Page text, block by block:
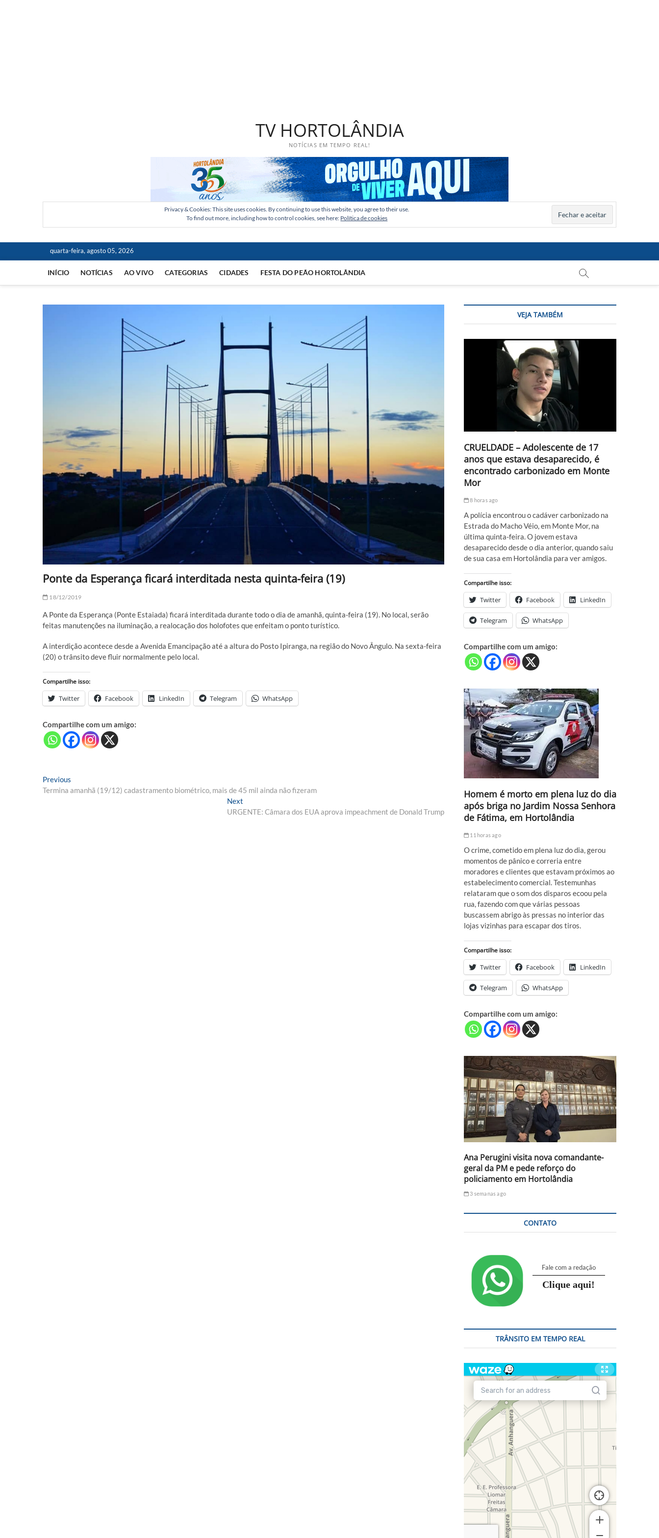
TV HORTOLÂNDIA
NOTÍCIAS EM TEMPO REAL!
Privacy & Cookies: This site uses cookies. By continuing to use this website, you agree to their use.
To find out more, including how to control cookies, see here: Política de cookies
quarta-feira, agosto 05, 2026
INÍCIO NOTÍCIAS AO VIVO CATEGORIAS CIDADES FESTA DO PEÃO HORTOLÂNDIA
Ponte da Esperança ficará interditada nesta quinta-feira (19)
18/12/2019
A Ponte da Esperança (Ponte Estaiada) ficará interditada durante todo o dia de amanhã, quinta-feira (19). No local, serão
feitas manutenções na iluminação, a realocação dos holofotes que enfeitam o ponto turístico.
A interdição acontece desde a Avenida Emancipação até a altura do Posto Ipiranga, na região do Novo Ângulo. Na sexta-feira
(20) o trânsito deve fluir normalmente pelo local.
Compartilhe isso:
Twitter Facebook LinkedIn Telegram WhatsApp
Compartilhe com um amigo:
Navegação
de
Previous
post:
Termina amanhã (19/12) cadastramento biométrico, mais de 45 mil ainda não fizeram
Next
post:
URGENTE: Câmara dos EUA aprova impeachment de Donald Trump
VEJA TAMBÉM
CRUELDADE – Adolescente de 17
anos que estava desaparecido, é
encontrado carbonizado em Monte
Mor
8 horas ago
A polícia encontrou o cadáver carbonizado na
Estrada do Macho Véio, em Monte Mor, na
última quinta-feira. O jovem estava
desaparecido desde o dia anterior, quando saiu
de sua casa em Hortolândia para ver amigos.
Compartilhe isso:
Twitter Facebook LinkedIn
Telegram WhatsApp
Compartilhe com um amigo:
Homem é morto em plena luz do dia
após briga no Jardim Nossa Senhora
de Fátima, em Hortolândia
11 horas ago
O crime, cometido em plena luz do dia, gerou
momentos de pânico e correria entre
moradores e clientes que estavam próximos ao
estabelecimento comercial. Testemunhas
relataram que o som dos disparos ecoou pela
rua, fazendo com que várias pessoas
buscassem abrigo às pressas no interior das
lojas vizinhas para escapar dos tiros.
Compartilhe isso:
Twitter Facebook LinkedIn
Telegram WhatsApp
Compartilhe com um amigo:
Ana Perugini visita nova comandante-
geral da PM e pede reforço do
policiamento em Hortolândia
3 semanas ago
CONTATO
Fale com a redação
Clique aqui!
TRÂNSITO EM TEMPO REAL